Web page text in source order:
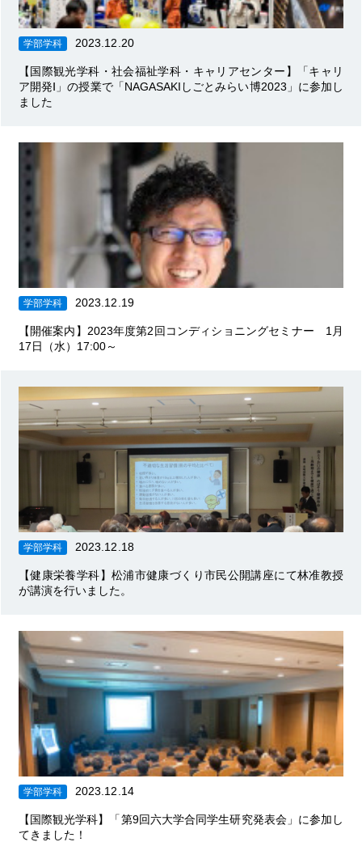
学部学科 2023.12.20
【国際観光学科・社会福祉学科・キャリアセンター】「キャリ
ア開発Ⅰ」の授業で「NAGASAKIしごとみらい博2023」に参加し
ました
学部学科 2023.12.19
【開催案内】2023年度第2回コンディショニングセミナー 1月
17日（水）17:00～
学部学科 2023.12.18
【健康栄養学科】松浦市健康づくり市民公開講座にて林准教授
が講演を行いました。
学部学科 2023.12.14
【国際観光学科】「第9回六大学合同学生研究発表会」に参加し
てきました！